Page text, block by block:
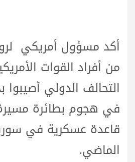
أكد مسؤول أمريكي
من أفراد القوات
التحالف الدولي
في هجوم بطائرة
قاعدة عسكرية في
الماضي.